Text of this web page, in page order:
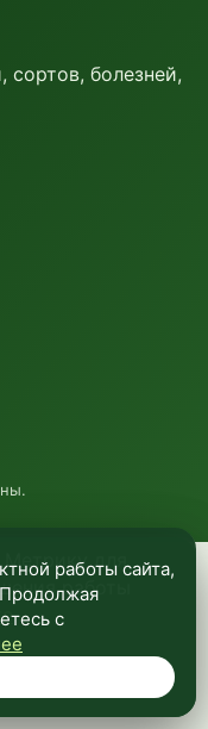
для
работы
сортов, болезней,
работы сайта,
с